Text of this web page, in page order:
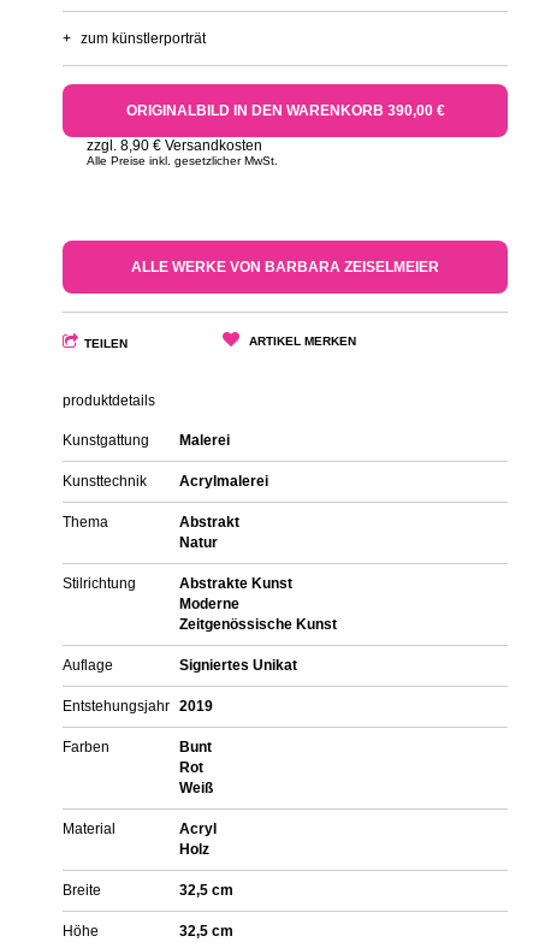
+ zum künstlerporträt
ORIGINALBILD IN DEN WARENKORB 390,00 €
zzgl. 8,90 € Versandkosten
Alle Preise inkl. gesetzlicher MwSt.
ALLE WERKE VON BARBARA ZEISELMEIER
TEILEN ARTIKEL MERKEN
produktdetails
Kunstgattung Malerei
Kunsttechnik Acrylmalerei
Thema
Abstrakt
Natur
Stilrichtung
Abstrakte Kunst
Moderne
Zeitgenössische Kunst
Auflage Signiertes Unikat
Entstehungsjahr 2019
Farben
Bunt
Rot
Weiß
Material
Acryl
Holz
Breite 32,5 cm
Höhe 32,5 cm